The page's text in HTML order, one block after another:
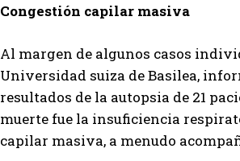
Congestión capilar masiva
Al margen de algunos casos
Universidad suiza de Basilea,
resultados de la autopsia de 21
muerte fue la insuficiencia
capilar masiva, a menudo